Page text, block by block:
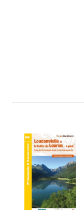
ACHETER
LE
PRODUIT
/
DÉTAILS